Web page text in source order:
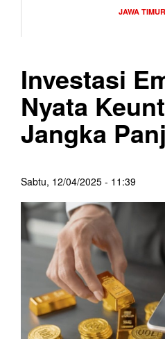
JAWA TIMUR
Investasi
Nyata
Jangka
Sabtu, 12/04/2025 - 11:39